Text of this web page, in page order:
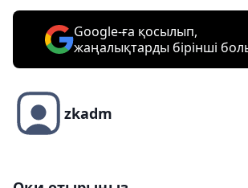
Google-ға қосылып,
жаңалықтарды бірінші
zkadm